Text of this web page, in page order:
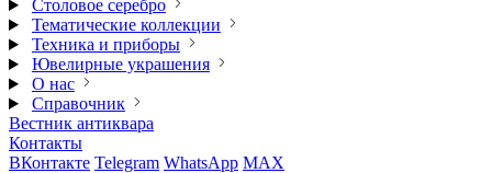
Столовое серебро
Тематические коллекции
Техника и приборы
Ювелирные украшения
О нас
Справочник
Вестник антиквара
Контакты
ВКонтакте Telegram WhatsApp MAX